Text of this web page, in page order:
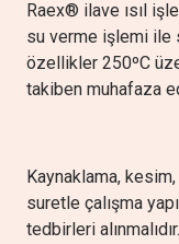
Raex® ilave ısıl
su verme işlemi ile
özellikler 250ºC
takiben muhafaza
Kaynaklama,
suretle çalışma
tedbirleri